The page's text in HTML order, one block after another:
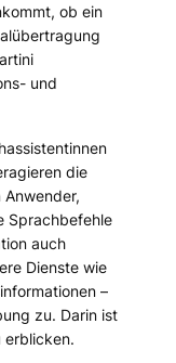
ob ein
und
die
Sprachbefehle
auch
Dienste wie
–
zu. Darin ist
erblicken.